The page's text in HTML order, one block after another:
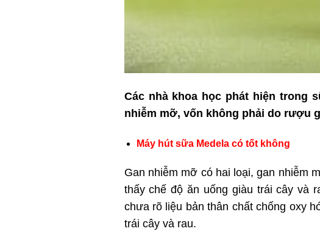
Các nhà khoa học phát hiện trong
nhiễm mỡ, vốn không phải do rượu
Máy hút sữa Medela có tốt không
Gan nhiễm mỡ có hai loại, gan nhiễm
thấy chế độ ăn uống giàu trái cây và
chưa rõ liệu bản thân chất chống oxy
trái cây và rau.